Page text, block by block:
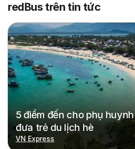
redBus trên tin tức
5 điểm đến cho phụ huynh
đưa trẻ du lịch hè
VN Express